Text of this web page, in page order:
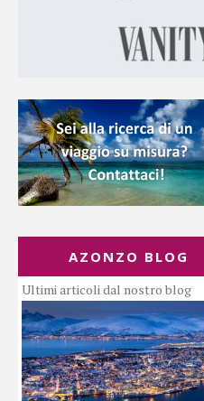
AZONZO BLOG
Ultimi articoli dal nostro blog